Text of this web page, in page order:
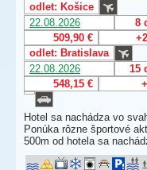
odlet: Košice
22.08.2026
8
509,90 €
odlet: Bratislava
22.08.2026
15
548,15 €
Hotel sa nachádza vo
Ponúka rôzne športové
500m od hotela sa